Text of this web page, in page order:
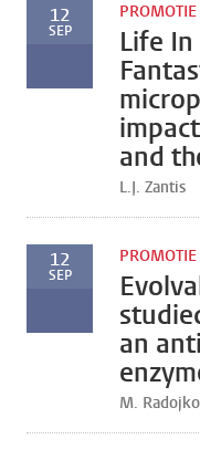
12
SEP
PROMOTIE
Life
and
L.J. Zantis
12
SEP
PROMOTIE
an
M.